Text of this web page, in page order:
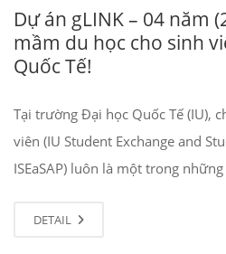
Dự án gLINK – 04 năm
mầm du học cho sinh
Quốc Tế!
Tại trường Đại học Quốc Tế (IU),
viên (IU Student Exchange and
ISEaSAP) luôn là một trong
DETAIL